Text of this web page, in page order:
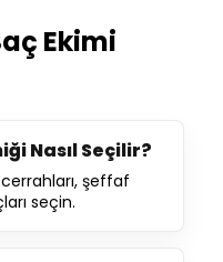
Ekimi
Nasıl Seçilir?
cerrahları, şeffaf
seçin.